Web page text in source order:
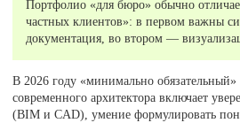
Портфолио «для бюро» обычно
частных клиентов»: в первом важны
документация, во втором —
В 2026 году «минимально
современного архитектора включает
(BIM и CAD), умение формулировать